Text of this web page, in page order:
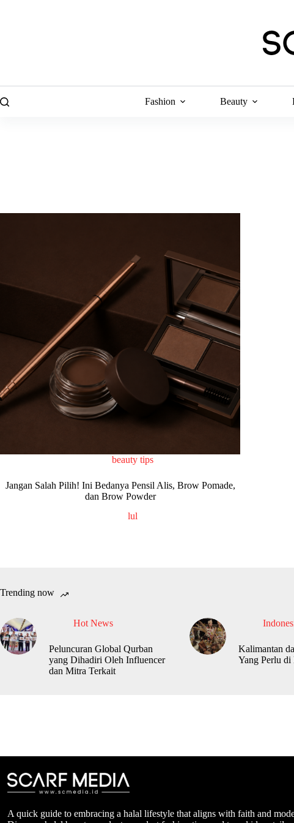
Fashion Beauty
beauty tips
Jangan Salah Pilih! Ini Bedanya Pensil Alis, Brow Pomade,
dan Brow Powder
lul
Trending now
Hot News
Peluncuran Global Qurban
yang Dihadiri Oleh Influencer
dan Mitra Terkait
Kalimantan
Yang Perlu di
A quick guide to embracing a halal lifestyle that aligns with faith and